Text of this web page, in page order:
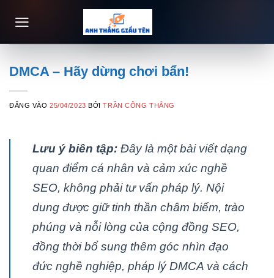
qua
DMCA – Hãy dừng chơi bẩn!
ĐĂNG VÀO25/04/2023 BỞITRẦN CÔNG THẮNG
Lưu ý biên tập:Đây là một bài viết dạng
quan điểm cá nhân và cảm xúc nghề
SEO, không phải tư vấn pháp lý. Nội
dung được giữ tinh thần châm biếm, trào
phúng và nỗi lòng của cộng đồng SEO,
đồng thời bổ sung thêm góc nhìn đạo
đức nghề nghiệp, pháp lý DMCA và cách